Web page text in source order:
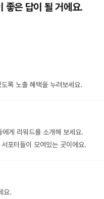
좋은 답이 될 거에요.
록 노출 혜택을 누려보세요.
게 리워드를 소개해 보세요.
포터들이 모여있는 곳이에요.
요.